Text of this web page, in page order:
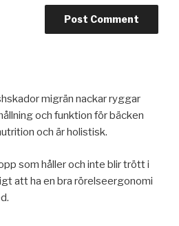
migrän nackar ryggar
och funktion för bäcken
och är holistisk.
som håller och inte blir trött i
att ha en bra rörelseergonomi